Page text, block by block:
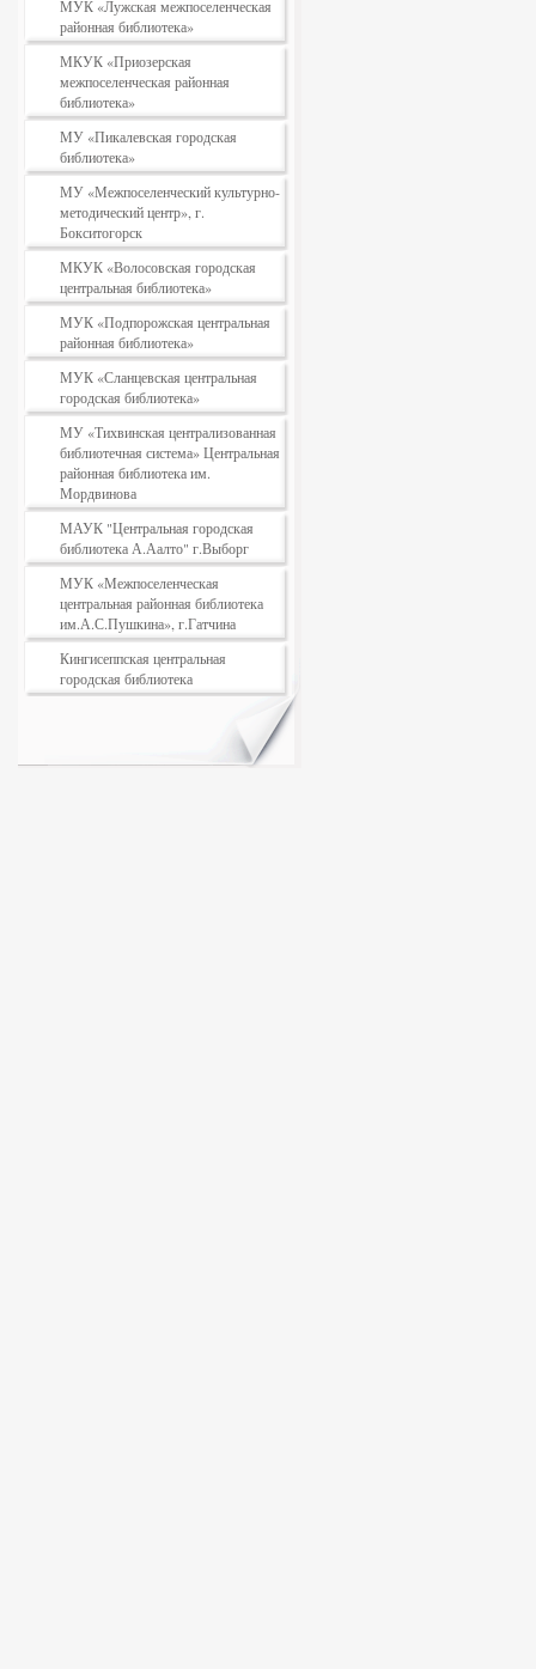
МУК «Лужская межпоселенческая
районная библиотека»
МКУК «Приозерская
межпоселенческая районная
библиотека»
МУ «Пикалевская городская
библиотека»
МУ «Межпоселенческий культурно-
методический центр», г.
Бокситогорск
МКУК «Волосовская городская
центральная библиотека»
МУК «Подпорожская центральная
районная библиотека»
МУК «Сланцевская центральная
городская библиотека»
МУ «Тихвинская централизованная
библиотечная система» Центральная
районная библиотека им.
Мордвинова
МАУК "Центральная городская
библиотека А.Аалто" г.Выборг
МУК «Межпоселенческая
центральная районная библиотека
им.А.С.Пушкина», г.Гатчина
Кингисеппская центральная
городская библиотека